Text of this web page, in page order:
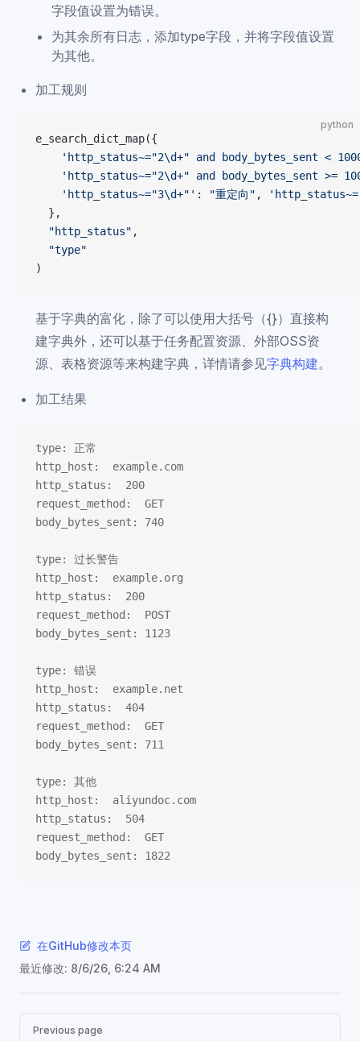
字段值设置为错误。
为其余所有日志，添加type字段，并将字段值设置
为其他。
加工规则
python
e_search_dict_map({
'http_status~="2\d+" and body_bytes_sent <
'http_status~="2\d+" and body_bytes_sent >=
    'http_status~="3\d+"'
: "重定向" ,
  },
  "http_status"
,
  "type"
)
基于字典的富化，除了可以使用大括号（{}）直接构
建字典外，还可以基于任务配置资源、外部OSS资
源、表格资源等来构建字典，详情请参见字典构建。
加工结果
type: 正常
http_host:  example.com
http_status:  200
request_method:  GET
body_bytes_sent: 740
type: 过长警告
http_host:  example.org
http_status:  200
request_method:  POST
body_bytes_sent: 1123
type: 错误
http_host:  example.net
http_status:  404
request_method:  GET
body_bytes_sent: 711
type: 其他
http_host:  aliyundoc.com
http_status:  504
request_method:  GET
body_bytes_sent: 1822
在GitHub修改本页
最近修改: 8/6/26, 6:24 AM
Pager
Previous page